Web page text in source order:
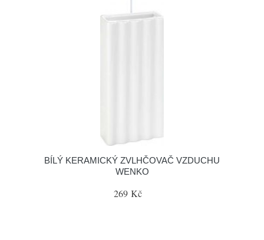
BÍLÝ KERAMICKÝ ZVLHČOVAČ VZDUCHU
WENKO
269 Kč